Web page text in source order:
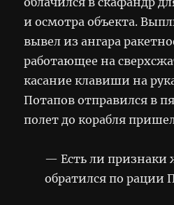
и осмотра объекта.
вывел из ангара
работающее на
касание клавиши на
Потапов отправился в
полет до корабля
— Есть ли
обратился по рации